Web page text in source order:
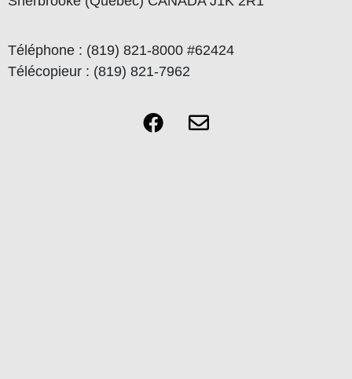
Téléphone : (819) 821-8000 #62424
Télécopieur : (819) 821-7962